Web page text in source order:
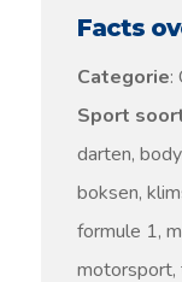
Facts
Categorie:
Sport
darten,
boksen,
formule 1,
motorsport,